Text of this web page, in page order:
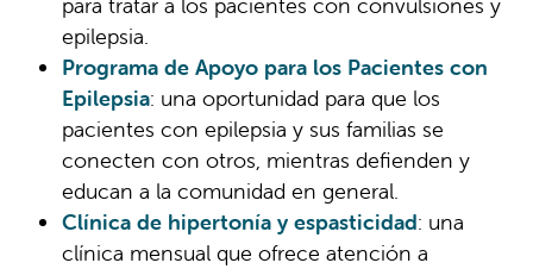
para tratar a los pacientes con convulsiones y
epilepsia.
Programa de Apoyo para los Pacientes con
Epilepsia: una oportunidad para que los
pacientes con epilepsia y sus familias se
conecten con otros, mientras defienden y
educan a la comunidad en general.
Clínica de hipertonía y espasticidad: una
clínica mensual que ofrece atención a